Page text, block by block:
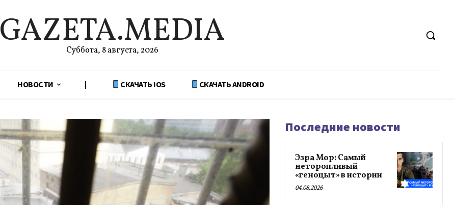
GAZETA.MEDIA
Суббота, 8 августа, 2026
НОВОСТИ | СКАЧАТЬ IOS СКАЧАТЬ ANDROID
Последние новости
Эзра Мор: Самый
неторопливый
«геноцыт» в истории
04.08.2026